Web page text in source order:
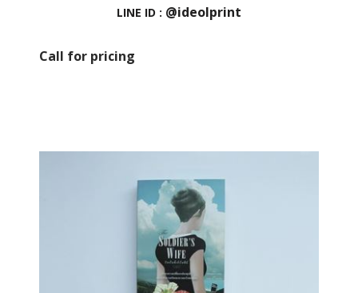
LINE ID : @ideolprint
Call for pricing